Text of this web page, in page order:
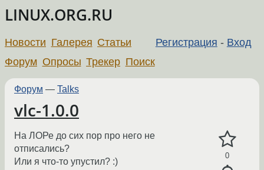
LINUX.ORG.RU
Регистрация - Вход
Новости Галерея Статьи
Форум Опросы Трекер Поиск
Форум — Talks
vlc-1.0.0
0
На ЛОРе до сих пор про него не
отписались?
Или я что-то упустил? :)